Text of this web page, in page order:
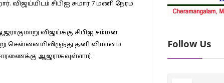
விஜய்யிடம் சிபிஐ சுமார் 7 மணி நேரம்
​விஜய்க்கு சிபிஐ சம்மன்
சென்னையிலிருந்து தனி விமானம்
ஆஜராகவுள்ளார்.
Follow Us